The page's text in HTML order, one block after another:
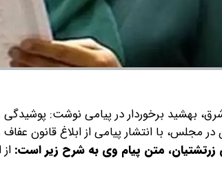
بهشید برخوردار در پیامی نوشت:
در مجلس، با انتشار پیامی از ابلاغ
زرتشتیان، متن پیام وی به شرح زیر است: